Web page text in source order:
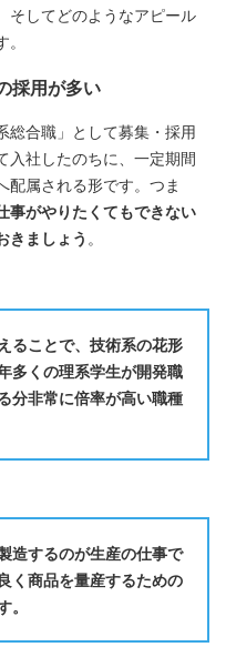
そしてどのようなアピール
採用が多い
総合職」として募集・採用
入社したのちに、一定期間
配属される形です。つま
事がやりたくてもできない
きましょう 。
ることで、技術系の花形
多くの理系学生が開発職
分非常に倍率が高い職種
造するのが生産の仕事で
く商品を量産するための
。